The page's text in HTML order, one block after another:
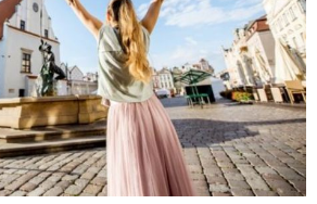
bez barier
dla 60plus